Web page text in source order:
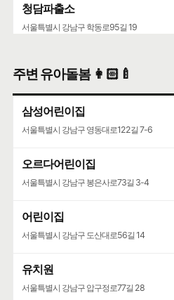
청담파출소
서울특별시 강남구 학동로95길 19
서울특별시 강남구 삼성로 761
주변 유아돌봄 👩🏻‍🍼
삼성어린이집
서울특별시 강남구 영동대로122길 7-6
오르다어린이집
서울특별시 강남구 봉은사로73길 3-4
어린이집
서울특별시 강남구 도산대로56길 14
유치원
서울특별시 강남구 압구정로77길 28